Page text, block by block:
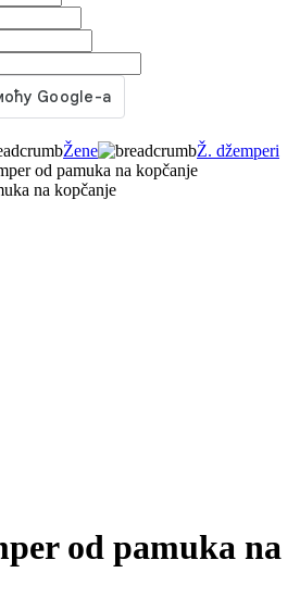
Žene
Ž. džemperi
od pamuka na kopčanje
od pamuka na